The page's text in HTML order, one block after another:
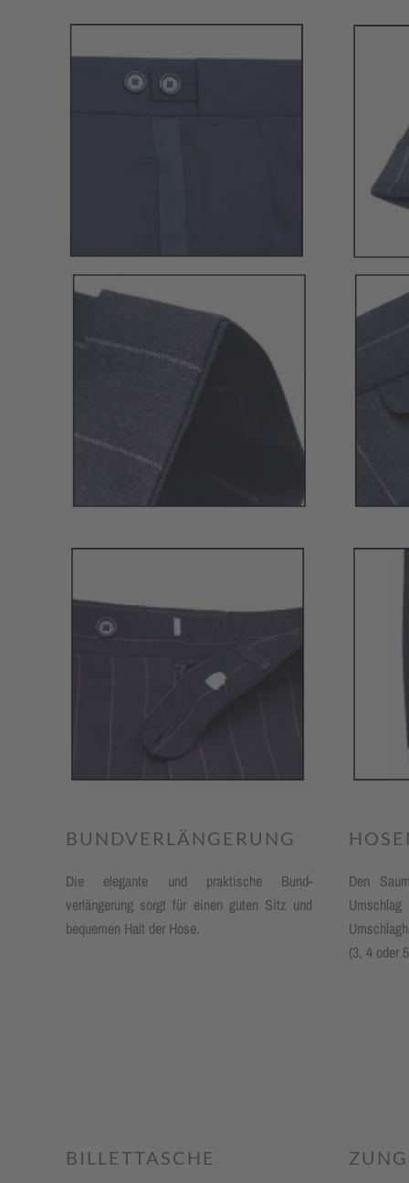
BUNDVERLÄNGERUNG
Die elegante und praktische Bund­
verlängerung sorgt für einen guten Sitz und
bequemen Halt der Hose.
Den
(3, 4 oder
BILLETTASCHE